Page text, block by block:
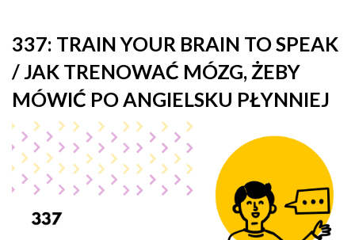
337: TRAIN YOUR BRAIN TO SPEAK
/ JAK TRENOWAĆ MÓZG, ŻEBY
MÓWIĆ PO ANGIELSKU PŁYNNIEJ